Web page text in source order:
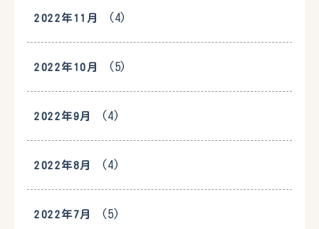
2022年11月 (4)
2022年10月 (5)
2022年9月 (4)
2022年8月 (4)
2022年7月 (5)